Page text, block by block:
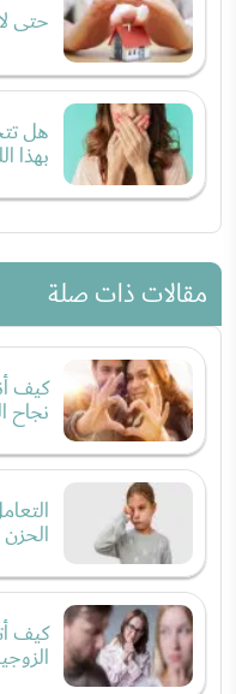
حتى
هل
بهذا
مقالات ذات صلة
كيف
نجاح
كيف